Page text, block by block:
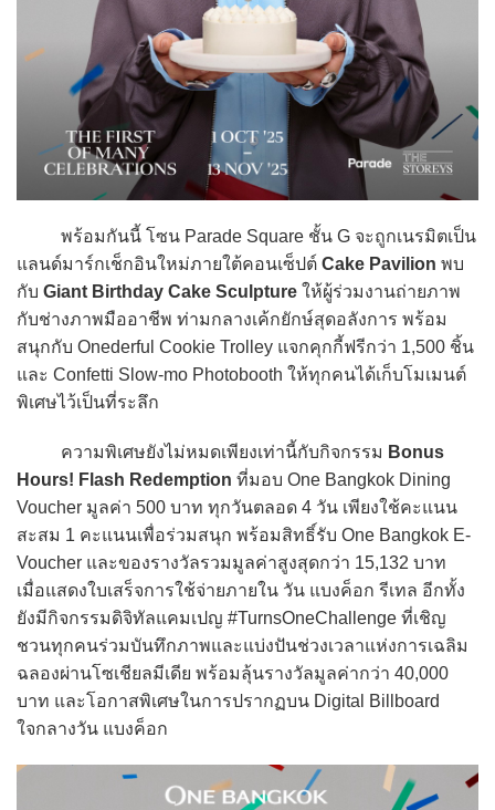
พร้อมกันนี้ โซน Parade Square ชั้น G จะถูกเนรมิตเป็น
แลนด์มาร์กเช็กอินใหม่ภายใต้คอนเซ็ปต์ Cake Pavilion พบ
กับ Giant Birthday Cake Sculpture ให้ผู้ร่วมงานถ่ายภาพ
กับช่างภาพมืออาชีพ ท่ามกลางเค้กยักษ์สุดอลังการ พร้อม
สนุกกับ Onederful Cookie Trolley แจกคุกกี้ฟรีกว่า 1,500 ชิ้น
และ Confetti Slow-mo Photobooth ให้ทุกคนได้เก็บโมเมนต์
พิเศษไว้เป็นที่ระลึก
ความพิเศษยังไม่หมดเพียงเท่านี้กับกิจกรรม Bonus
Hours! Flash Redemption ที่มอบ One Bangkok Dining
Voucher มูลค่า 500 บาท ทุกวันตลอด 4 วัน เพียงใช้คะแนน
สะสม 1 คะแนนเพื่อร่วมสนุก พร้อมสิทธิ์รับ One Bangkok E-
Voucher และของรางวัลรวมมูลค่าสูงสุดกว่า 15,132 บาท
เมื่อแสดงใบเสร็จการใช้จ่ายภายใน วัน แบงค็อก รีเทล อีกทั้ง
ยังมีกิจกรรมดิจิทัลแคมเปญ #TurnsOneChallenge ที่เชิญ
ชวนทุกคนร่วมบันทึกภาพและแบ่งปันช่วงเวลาแห่งการเฉลิม
ฉลองผ่านโซเชียลมีเดีย พร้อมลุ้นรางวัลมูลค่ากว่า 40,000
บาท และโอกาสพิเศษในการปรากฏบน Digital Billboard
ใจกลางวัน แบงค็อก